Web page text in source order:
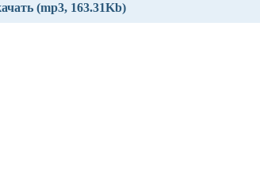
(mp3, 163.31Kb)